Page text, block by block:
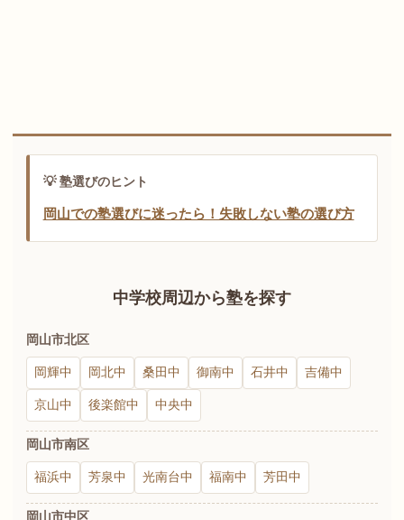
💡 塾選びのヒント
岡山での塾選びに迷ったら！失敗しない塾の選び方
中学校周辺から塾を探す
岡山市北区
岡輝中 岡北中 桑田中 御南中 石井中 吉備中
京山中 後楽館中 中央中
岡山市南区
福浜中 芳泉中 光南台中 福南中 芳田中
岡山市中区